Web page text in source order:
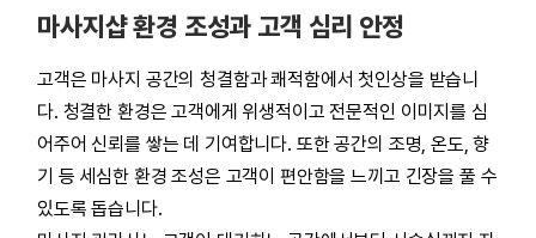
마사지샵 환경 조성과 고객 심리 안정
고객은 마사지 공간의 청결함과 쾌적함에서 첫인상을 받습니
다. 청결한 환경은 고객에게 위생적이고 전문적인 이미지를 심
어주어 신뢰를 쌓는 데 기여합니다. 또한 공간의 조명, 온도, 향
기 등 세심한 환경 조성은 고객이 편안함을 느끼고 긴장을 풀 수
있도록 돕습니다.